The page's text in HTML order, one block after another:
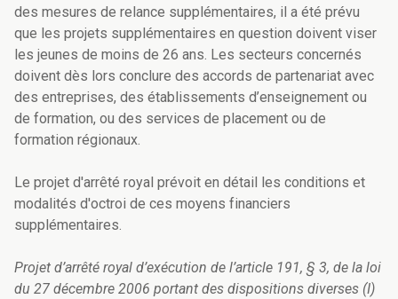
des mesures de relance supplémentaires, il a été prévu
que les projets supplémentaires en question doivent viser
les jeunes de moins de 26 ans. Les secteurs concernés
doivent dès lors conclure des accords de partenariat avec
des entreprises, des établissements d’enseignement ou
de formation, ou des services de placement ou de
formation régionaux.
Le projet d'arrêté royal prévoit en détail les conditions et
modalités d'octroi de ces moyens financiers
supplémentaires.
Projet d’arrêté royal d’exécution de l’article 191, § 3, de la loi
du 27 décembre 2006 portant des dispositions diverses (I)